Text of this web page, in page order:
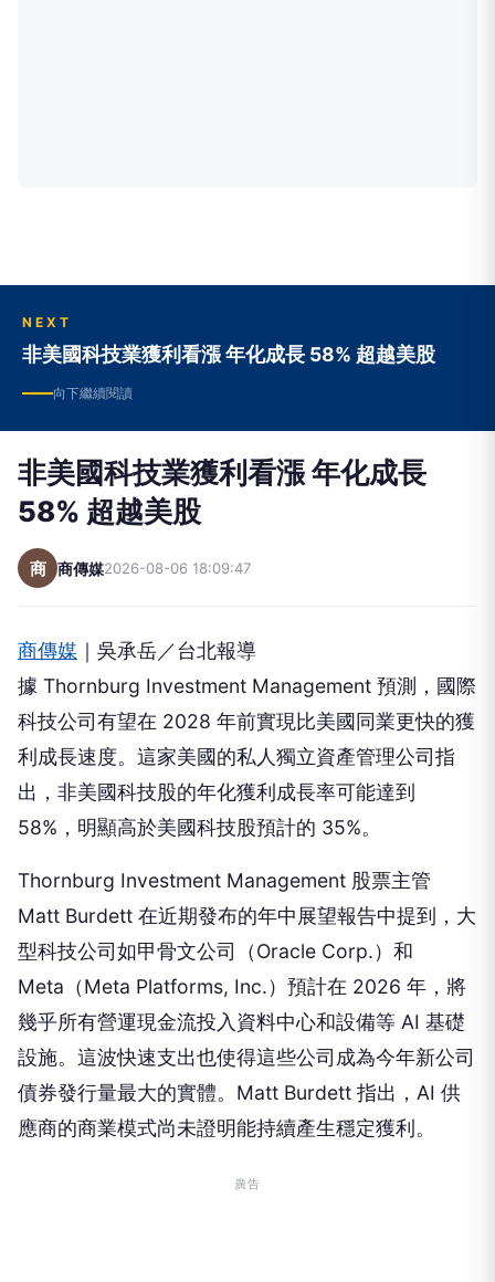
NEXT
非美國科技業獲利看漲 年化成長 58% 超越美股
向下繼續閱讀
非美國科技業獲利看漲 年化成長
58% 超越美股
商 商傳媒2026-08-06 18:09:47
商傳媒 ｜吳承岳／台北報導
據 Thornburg Investment Management 預測，國際
科技公司有望在 2028 年前實現比美國同業更快的獲
利成長速度。這家美國的私人獨立資產管理公司指
出，非美國科技股的年化獲利成長率可能達到
58%，明顯高於美國科技股預計的 35%。
Thornburg Investment Management 股票主管
Matt Burdett 在近期發布的年中展望報告中提到，大
型科技公司如甲骨文公司（Oracle Corp.）和
Meta（Meta Platforms, Inc.）預計在 2026 年，將
幾乎所有營運現金流投入資料中心和設備等 AI 基礎
設施。這波快速支出也使得這些公司成為今年新公司
債券發行量最大的實體。Matt Burdett 指出，AI 供
應商的商業模式尚未證明能持續產生穩定獲利。
廣告